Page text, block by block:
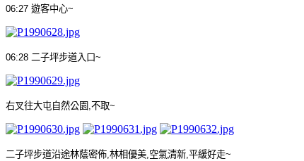
06:27 遊客中心~
06:28 二子坪步道入口~
右叉往大屯自然公園 不取~
二子坪步道沿途林蔭密佈 林相優美 空氣清新 平緩好走~